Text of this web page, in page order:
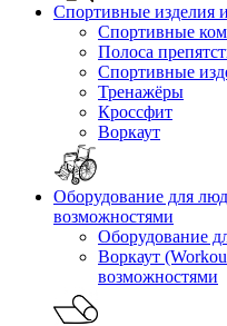
Спортивные изделия
Спортивные
Полоса
Спортивные
Тренажёры
Кроссфит
Воркаут
Оборудование для
возможностями
Оборудование
Воркаут
возможностями